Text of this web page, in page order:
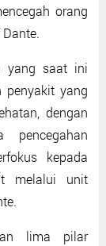
orang
Dante.
yang saat ini
yang
dengan
pencegahan
kepada
melalui unit
lima pilar